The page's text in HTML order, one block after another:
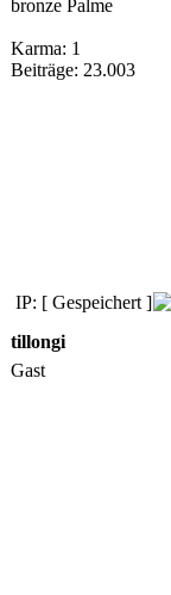
bronze Palme
Karma: 1
Beiträge: 23.003
IP: [ Gespeichert ]
tillongi
Gast